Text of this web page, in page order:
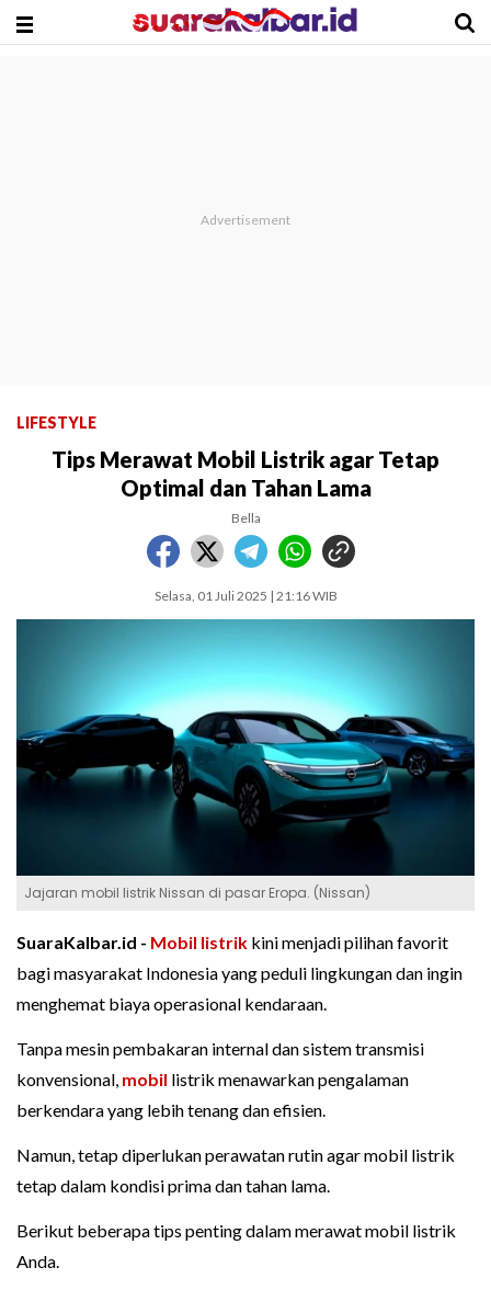
LIFESTYLE
Tips Merawat Mobil Listrik agar Tetap
Optimal dan Tahan Lama
Bella
Selasa, 01 Juli 2025 | 21:16 WIB
Jajaran mobil listrik Nissan di pasar Eropa. (Nissan)
SuaraKalbar.id - Mobil listrik kini menjadi pilihan favorit
bagi masyarakat Indonesia yang peduli lingkungan dan ingin
menghemat biaya operasional kendaraan.
Tanpa mesin pembakaran internal dan sistem transmisi
konvensional, mobil listrik menawarkan pengalaman
berkendara yang lebih tenang dan efisien.
Namun, tetap diperlukan perawatan rutin agar mobil listrik
tetap dalam kondisi prima dan tahan lama.
Berikut beberapa tips penting dalam merawat mobil listrik
Anda.